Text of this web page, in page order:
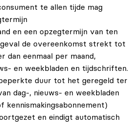
te allen tijde mag
en een opzegtermijn van ten
geval de overeenkomst strekt tot
dan eenmaal per maand,
en weekbladen en tijdschriften.
duur tot het geregeld ter
dag-, nieuws- en weekbladen
en eindigt automatisch